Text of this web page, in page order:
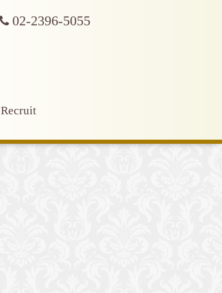
02-2396-5055
Recruit